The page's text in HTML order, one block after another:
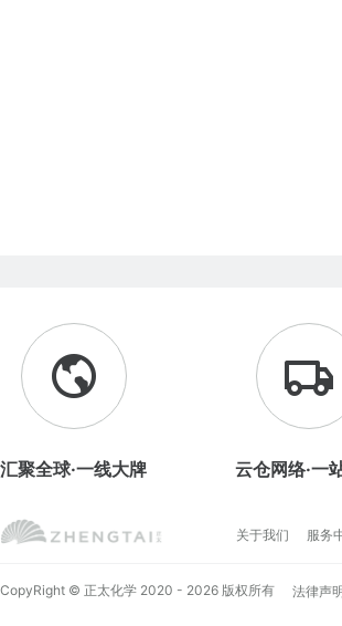
汇聚全球·一线大牌 云仓网络·一
关于我们 服务
CopyRight © 正太化学 2020 - 2026 版权所有 法律声